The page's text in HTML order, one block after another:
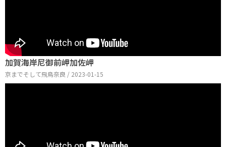
加賀海岸尼御前岬加佐岬
京までそして飛鳥奈良 / 2023-01-15